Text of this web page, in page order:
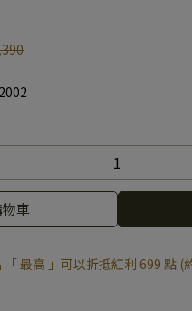
車
「 最高 」可以折抵紅利699 點 (